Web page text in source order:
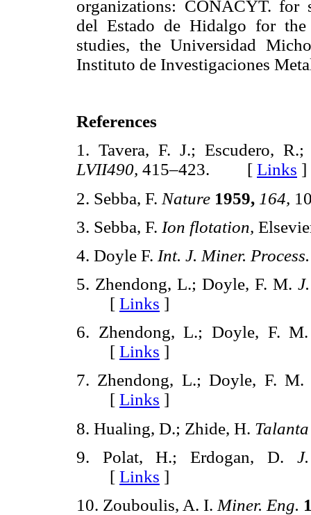
organizations: CONACYT. for
del Estado de Hidalgo for the
studies, the Universidad
Instituto de Investigaciones
References
1. Tavera, F. J.; Escudero,
LVII490, 415–423. [ Links ]
2. Sebba, F. Nature 1959, 164,
3. Sebba, F. Ion flotation,
4. Doyle F. Int. J. Miner.
5. Zhendong, L.; Doyle, F. M.
[ Links ]
6. Zhendong, L.; Doyle, F.
[ Links ]
7. Zhendong, L.; Doyle, F.
[ Links ]
8. Hualing, D.; Zhide, H.
9. Polat, H.; Erdogan, D.
[ Links ]
10. Zouboulis, A. I. Miner. Eng.